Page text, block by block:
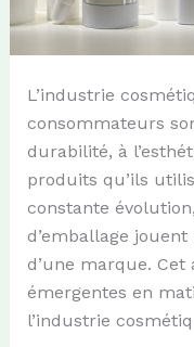
L’industrie
consommateurs
durabilité, à
produits qu’ils
constante
d’emballage
d’une marque.
émergentes en
l’industrie